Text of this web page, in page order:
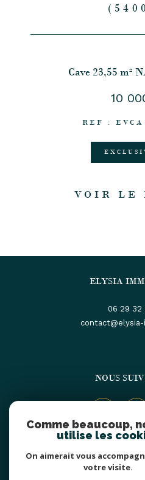
Cave 23,55 m²
10
REF :
VOIR LE
ELYSIA
06 29 32
NOUS
Comme beaucoup,
utilise les
On aimerait vous
votre visite.